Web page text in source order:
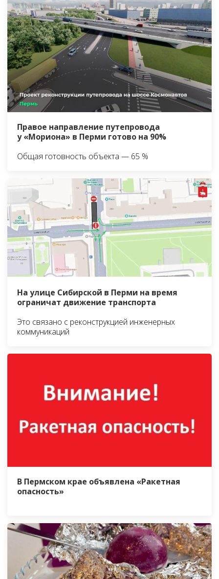
Правое направление путепровода
у «Мориона» в Перми готово на 90%
Общая готовность объекта — 65 %
На улице Сибирской в Перми на время
ограничат движение транспорта
Это связано с реконструкцией инженерных
коммуникаций
В Пермском крае объявлена «Ракетная
опасность»